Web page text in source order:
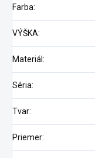
Farba:
VÝŠKA:
Materiál :
Séria:
Tvar:
Priemer: